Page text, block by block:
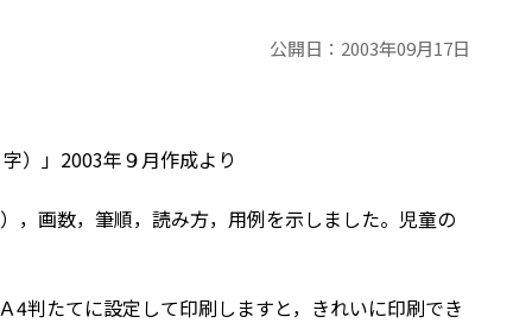
公開日： 2003年09月17日
）」2003年９月作成より
，画数，筆順，読み方，用例を示しました。児童の
4判たてに設定して印刷しますと，きれいに印刷でき